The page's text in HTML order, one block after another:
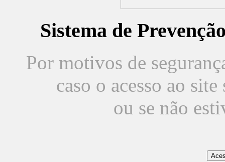
Sistema de
Por motivos de
caso o acesso ao
ou se não